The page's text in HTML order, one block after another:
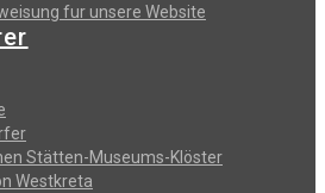
fur unsere Website
Stätten-Museums-Klöster
Westkreta